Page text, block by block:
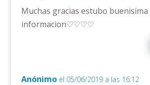
Muchas gracias estubo buenisima
informacion♡♡♡♡
Anónimo el 05/06/2019 a las 16:12